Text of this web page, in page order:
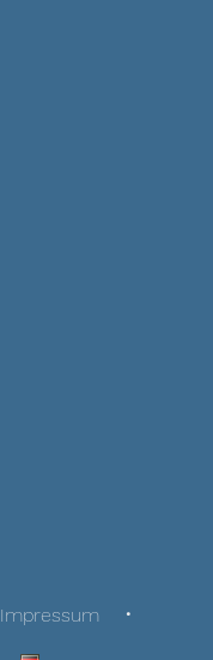
Impressum